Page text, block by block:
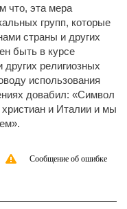
что, эта мера
групп, которые
страны и других
быть в курсе
других религиозных
использования
довабил: «Символ
и Италии и мы
Сообщение об ошибке